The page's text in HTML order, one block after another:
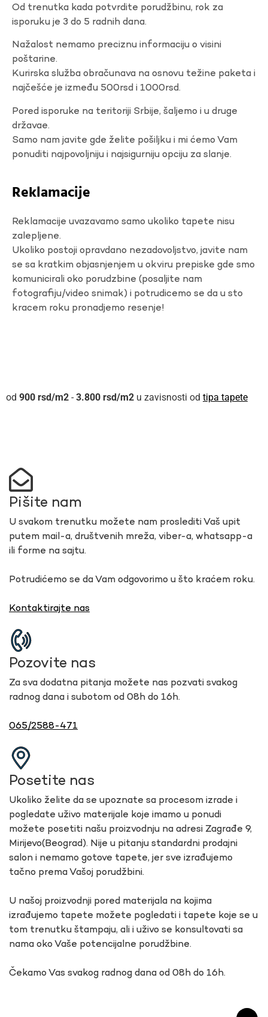
Od trenutka kada potvrdite porudžbinu, rok za
isporuku je 3 do 5 radnih dana.
Nažalost nemamo preciznu informaciju o visini
poštarine.
Kurirska služba obračunava na osnovu težine paketa i
najčešće je između 500rsd i 1000rsd.
Pored isporuke na teritoriji Srbije, šaljemo i u druge
državae.
Samo nam javite gde želite pošiljku i mi ćemo Vam
ponuditi najpovoljniju i najsigurniju opciju za slanje.
Reklamacije
Reklamacije uvazavamo samo ukoliko tapete nisu
zalepljene.
Ukoliko postoji opravdano nezadovoljstvo, javite nam
se sa kratkim objasnjenjem u okviru prepiske gde smo
komunicirali oko porudzbine (posaljite nam
fotografiju/video snimak) i potrudicemo se da u sto
kracem roku pronadjemo resenje!
900 rsd - 3.800 rsd u zavisnosti od tipa tapete
Pišite nam
U svakom trenutku možete nam proslediti Vaš upit
putem mail-a, društvenih mreža, viber-a, whatsapp-a
ili forme na sajtu.
Potrudićemo se da Vam odgovorimo u što kraćem roku.
Kontaktirajte nas
Pozovite nas
Za sva dodatna pitanja možete nas pozvati svakog
radnog dana i subotom od 08h do 16h.
065/2588-471
Posetite nas
Ukoliko želite da se upoznate sa procesom izrade i
pogledate uživo materijale koje imamo u ponudi
možete posetiti našu proizvodnju na adresi Zagrađe 9,
Mirijevo(Beograd). Nije u pitanju standardni prodajni
salon i nemamo gotove tapete, jer sve izrađujemo
tačno prema Vašoj porudžbini.
U našoj proizvodnji pored materijala na kojima
izrađujemo tapete možete pogledati i tapete koje se u
tom trenutku štampaju, ali i uživo se konsultovati sa
nama oko Vaše potencijalne porudžbine.
Čekamo Vas svakog radnog dana od 08h do 16h.